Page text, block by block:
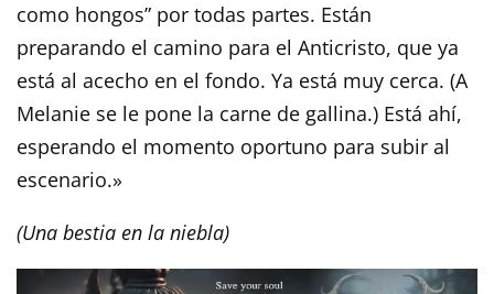
como hongos” por todas partes. Están
preparando el camino para el Anticristo, que ya
está al acecho en el fondo. Ya está muy cerca. (A
Melanie se le pone la carne de gallina.) Está ahí,
esperando el momento oportuno para subir al
escenario.»
(Una bestia en la niebla)